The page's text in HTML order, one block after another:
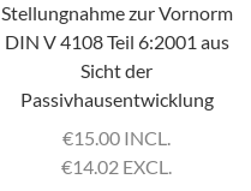
Stellungnahme zur Vornorm
DIN V 4108 Teil 6:2001 aus
Sicht der
Passivhausentwicklung
€15.00 INCL.
€14.02 EXCL.